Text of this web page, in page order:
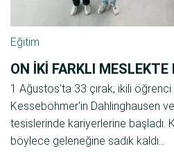
Eğitim
ON IKI FARKLI
1 Ağustos'ta 33 çırak, ikili öğrenci
Kesseböhmer'in Dahlinghausen
tesislerinde kariyerlerine başladı.
böylece geleneğine sadık kaldı...